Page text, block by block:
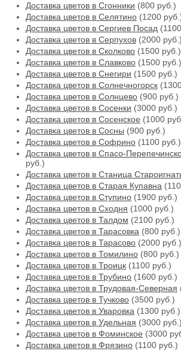
Доставка цветов в Сгонники (800 руб.)
Доставка цветов в Селятино (1200
Доставка цветов в Сергиев Посад
Доставка цветов в Серпухов (2000 руб.)
Доставка цветов в Сколково (1500 руб.)
Доставка цветов в Славково (1500 руб.)
Доставка цветов в Снегири (1500 руб.)
Доставка цветов в Солнечногорск
Доставка цветов в Солнцево (900 руб.)
Доставка цветов в Сосенки (3000 руб.)
Доставка цветов в Сосенское (1000
Доставка цветов в Сосны (900 руб.)
Доставка цветов в Софрино (1100 руб.)
Доставка цветов в Спасо-
руб.)
Доставка цветов в Станица
Доставка цветов в Старая Купавна
Доставка цветов в Ступино (1900 руб.)
Доставка цветов в Сходня (1000 руб.)
Доставка цветов в Талдом (2100 руб.)
Доставка цветов в Тарасовка (800 руб.)
Доставка цветов в Тарасово (2000 руб.)
Доставка цветов в Томилино (800 руб.)
Доставка цветов в Троицк (1100 руб.)
Доставка цветов в Трубино (1600 руб.)
Доставка цветов в Трудовая-Северная
Доставка цветов в Тучково (3500 руб.)
Доставка цветов в Уваровка (1300 руб.)
Доставка цветов в Удельная (3000 руб.)
Доставка цветов в Фоминское (3000
Доставка цветов в Фрязино (1100 руб.)